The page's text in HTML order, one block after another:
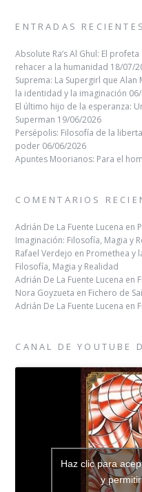
ENTRADAS RECIENTES
Absolute Ra’s Al Ghul: El
rehacer a la humanidad 18/07/
Suprema: La Supergirl que
la identidad y la imaginación
El último hijo de la esperanza:
Superman 19/06/2026
Persépolis: Filosofía de la
poder 06/06/2026
Apuntes Moorianos: Para el
COMENTARIOS
Adrián De La Fuente Lucena en
Imaginación: Filosofía, Magia y
Rafael Verdejo en Promethea y
Filosofía, Magia y Realidad
Adrián De La Fuente Lucena en
Nora Goyzueta en Fichero de
Adrián De La Fuente Lucena en
CANAL DE YOUTUBE
Haz clic para
y